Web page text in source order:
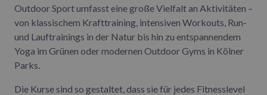
Outdoor Sport umfasst eine große Vielfalt an Aktivitäten –
von klassischem Krafttraining, intensiven Workouts, Run-
und Lauftrainings in der Natur bis hin zu entspannendem
Yoga im Grünen oder modernen Outdoor Gyms in Kölner
Parks.
Die Kurse sind so gestaltet, dass sie für jedes Fitnesslevel